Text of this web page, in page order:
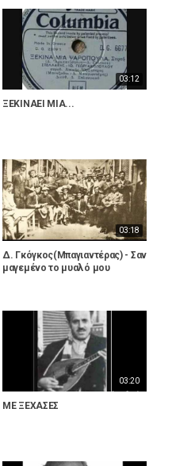
03:12
ΞΕΚΙΝΑΕΙ ΜΙΑ...
03:18
Δ. Γκόγκος(Μπαγιαντέρας) - Σαν
μαγεμένο το μυαλό μου
03:20
ΜΕ ΞΕΧΑΣΕΣ